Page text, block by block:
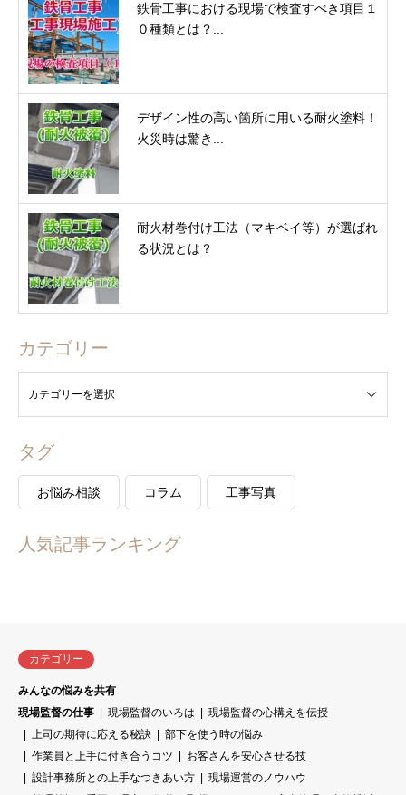
鉄骨工事における現場で検査すべき項目１
０種類とは？...
デザイン性の高い箇所に用いる耐火塗料！
火災時は驚き...
耐火材巻付け工法（マキベイ等）が選ばれ
る状況とは？
カテゴリー
タグ
お悩み相談 コラム 工事写真
人気記事ランキング
カテゴリー
みんなの悩みを共有
現場監督の仕事
現場監督のいろは
現場監督の心構えを伝授
上司の期待に応える秘訣
部下を使う時の悩み
作業員と上手に付き合うコツ
お客さんを安心させる技
設計事務所との上手なつきあい方
現場運営のノウハウ